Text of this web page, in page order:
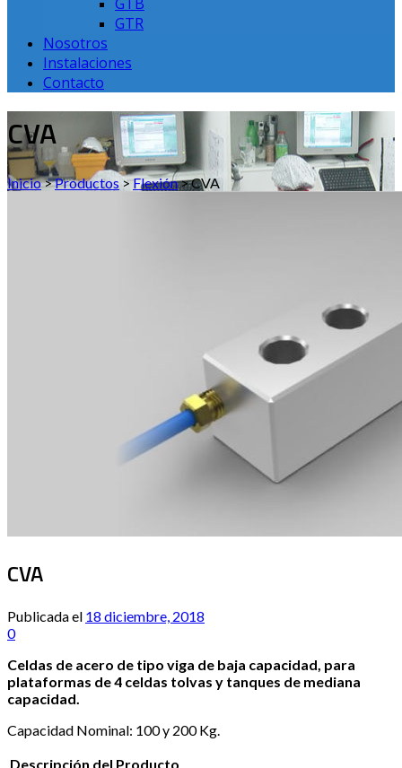
GTR
Nosotros
Instalaciones
Contacto
CVA
Inicio>Productos >Flexión>CVA
CVA
Publicada el 18 diciembre, 2018
0
Celdas de acero de tipo viga de baja capacidad, para
plataformas de 4 celdas tolvas y tanques de mediana
capacidad.
Capacidad Nominal: 100 y 200 Kg.
Descripción del Producto